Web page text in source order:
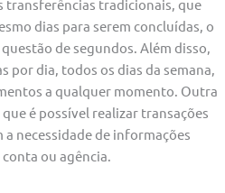
transferências tradicionais, que
dias para serem concluídas, o
de segundos. Além disso,
por dia, todos os dias da semana,
a qualquer momento. Outra
é possível realizar transações
a necessidade de informações
ou agência.